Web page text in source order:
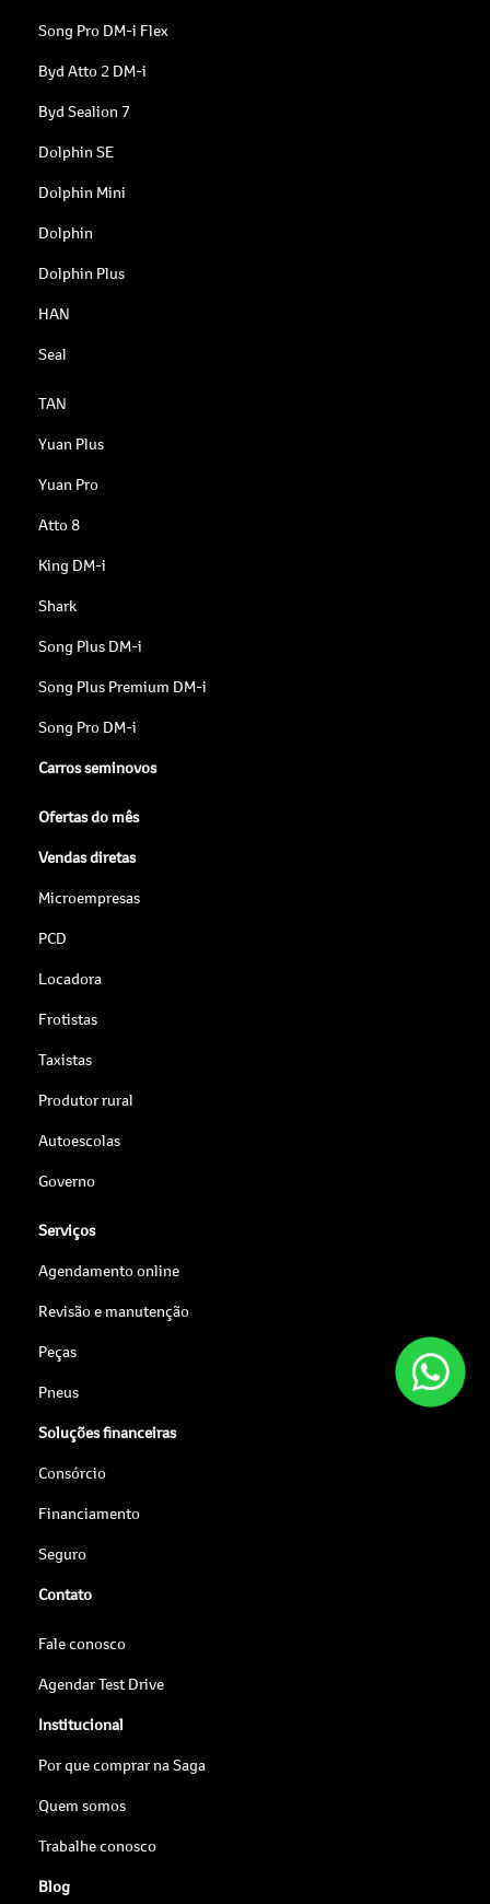
Song Pro DM-i Flex
Byd Atto 2 DM-i
Byd Sealion 7
Dolphin SE
Dolphin Mini
Dolphin
Dolphin Plus
HAN
Seal
TAN
Yuan Plus
Yuan Pro
Atto 8
King DM-i
Shark
Song Plus DM-i
Song Plus Premium DM-i
Song Pro DM-i
Carros seminovos
Ofertas do mês
Vendas diretas
Microempresas
PCD
Locadora
Frotistas
Taxistas
Produtor rural
Autoescolas
Governo
Serviços
Agendamento online
Revisão e manutenção
Peças
Pneus
Soluções financeiras
Consórcio
Financiamento
Seguro
Contato
Fale conosco
Agendar Test Drive
Institucional
Por que comprar na Saga
Quem somos
Trabalhe conosco
Blog